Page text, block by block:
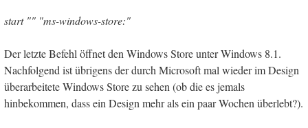
start "" "ms-windows-store:"
Der letzte Befehl öffnet den Windows Store unter Windows 8.1.
Nachfolgend ist übrigens der durch Microsoft mal wieder im Design
überarbeitete Windows Store zu sehen (ob die es jemals
hinbekommen, dass ein Design mehr als ein paar Wochen überlebt?).